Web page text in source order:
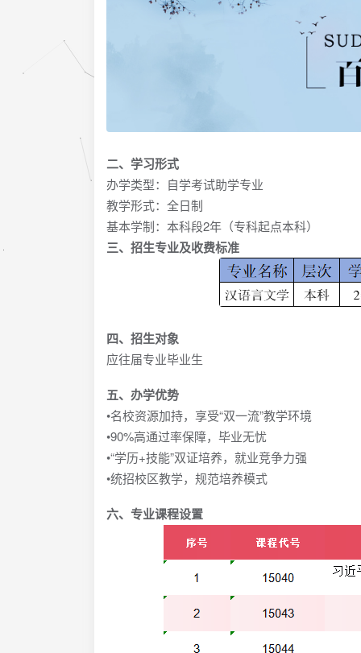
二、学习形式
办学类型：自学考试助学专业
教学形式：全日制
基本学制：本科段2年（专科起点本科）
三、招生专业及收费标准
四、招生对象
应往届专业毕业生
五、办学优势
•名校资源加持，享受“双一流”教学环境
•90%高通过率保障，毕业无忧
•“学历+技能”双证培养，就业竞争力强
•统招校区教学，规范培养模式
六、专业课程设置